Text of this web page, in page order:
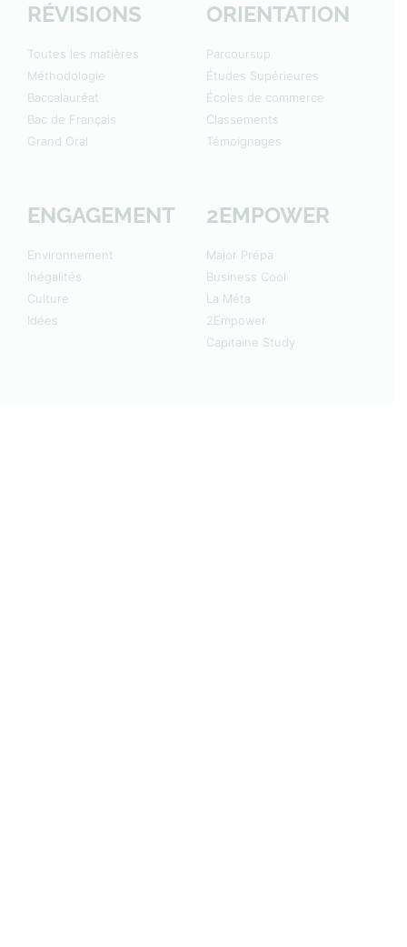
RÉVISIONS
Toutes les matières
Méthodologie
Baccalauréat
Bac de Français
Grand Oral
ORIENTATION
Parcoursup
Études Supérieures
Écoles de commerce
Classements
Témoignages
ENGAGEMENT
Environnement
Inégalités
Culture
Idées
2EMPOWER
Major Prépa
Business Cool
La Méta
2Empower
Capitaine Study